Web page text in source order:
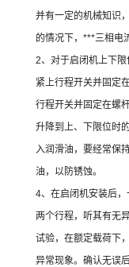
并有一定的机械知识
的情况下，***三相电
2、对于启闭机上下
紧上行程开关并固定
行程开关并固定在螺
升降到上、下限位时
入润滑油，要经常保
油，以防锈蚀。
4、在启闭机安装后
两个行程，听其有无
试验，在额定载荷下
异常现象。确认无误